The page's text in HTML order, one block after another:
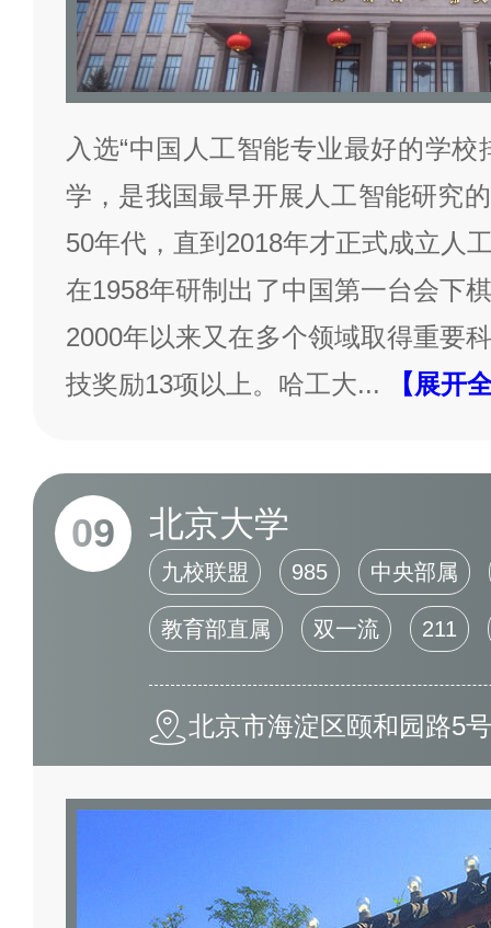
入选“中国人工智能专业最好的学校
学，是我国最早开展人工智能研究
50年代，直到2018年才正式成立人
在1958年研制出了中国第一台会下
2000年以来又在多个领域取得重要
技奖励13项以上。哈工大... 【展开
09 北京大学
九校联盟 985 中央部属
教育部直属 双一流 211
北京市海淀区颐和园路5号